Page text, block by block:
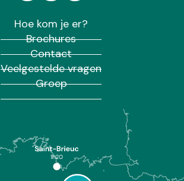
Hoe kom je er?
Brochures
Contact
Veelgestelde vragen
Groep